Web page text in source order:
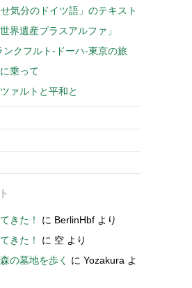
気分のドイツ語」のテキスト
界遺産プラスアルファ」
ンクフルト-ドーハ-東京の旅
乗って
ァルトと平和と
きた！ に BerlinHbf より
きた！
に 空 より
の墓地を歩く
に Yozakura よ